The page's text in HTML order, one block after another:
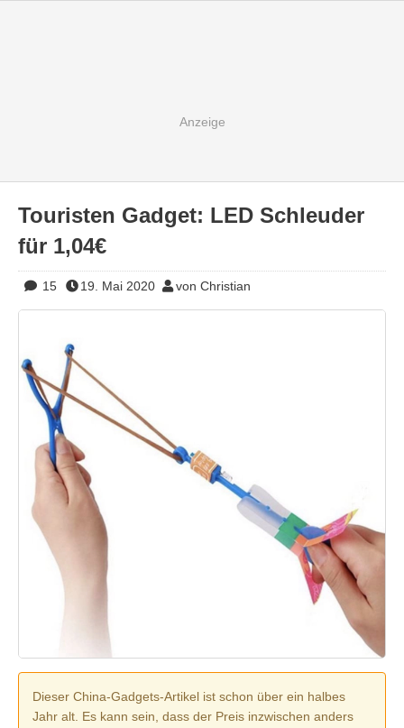
Touristen Gadget: LED Schleuder
für 1,04€
15 19. Mai 2020 von Christian
Dieser China-Gadgets-Artikel ist schon über ein halbes
Jahr alt. Es kann sein, dass der Preis inzwischen anders